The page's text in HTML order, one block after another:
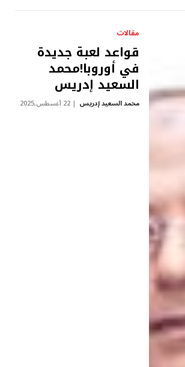
مقالات
قواعد لعبة جديدة
في أوروبا!محمد
السعيد إدريس
محمد السعيد إدريس 22 أغسطس,2025